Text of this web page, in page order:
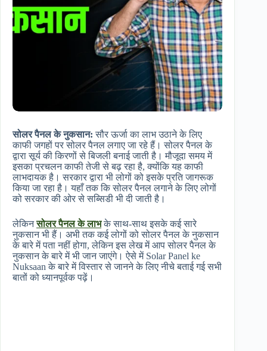
सोलर पैनल के नुकसान:सौर ऊर्जा का लाभ उठाने के लिए
काफी जगहों पर सोलर पैनल लगाए जा रहे हैं। सोलर पैनल के
द्वारा सूर्य की किरणों से बिजली बनाई जाती है। मौजूदा समय में
इसका प्रचलन काफी तेजी से बढ़ रहा है, क्योंकि यह काफी
लाभदायक है। सरकार द्वारा भी लोगों को इसके प्रति जागरूक
किया जा रहा है। यहाँ तक कि सोलर पैनल लगाने के लिए लोगों
को सरकार की ओर से सब्सिडी भी दी जाती है।
लेकिनसोलर पैनल के लाभके साथ-साथ इसके कई सारे
नुकसान भी हैं। अभी तक कई लोगों को सोलर पैनल के नुकसान
के बारे में पता नहीं होगा, लेकिन इस लेख में आप सोलर पैनल के
नुकसान के बारे में भी जान जाएंगे। ऐसे में Solar Panel ke
Nuksaan के बारे में विस्तार से जानने के लिए नीचे बताई गई सभी
बातों को ध्यानपूर्वक पढ़ें।